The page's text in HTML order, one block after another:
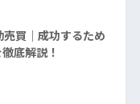
買｜成功するため
底解説！